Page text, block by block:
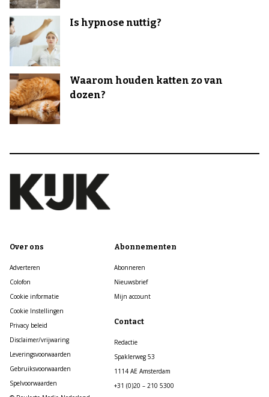
Is hypnose nuttig?
Waarom houden katten zo van
dozen?
Over ons
Adverteren
Colofon
Cookie informatie
Cookie Instellingen
Privacy beleid
Disclaimer/vrijwaring
Leveringsvoorwaarden
Gebruiksvoorwaarden
Spelvoorwaarden
Abonnementen
Abonneren
Nieuwsbrief
Mijn account
Contact
Redactie
Spaklerweg 53
1114 AE Amsterdam
+31 (0)20 – 210 5300